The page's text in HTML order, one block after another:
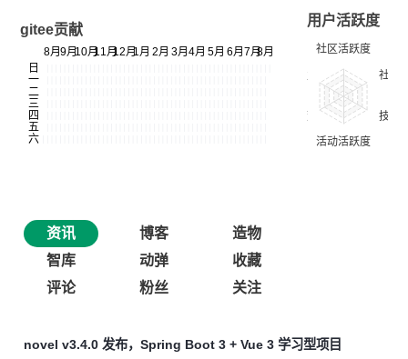
gitee贡献
用户活跃度
资讯 博客
造物
智库
动弹
收藏
评论
粉丝 关注
novel v3.4.0 发布，Spring Boot 3 + Vue 3 学习型项目